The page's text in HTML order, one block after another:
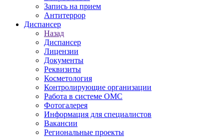
Запись на прием
Антитеррор
Диспансер
Назад
Диспансер
Лицензии
Документы
Реквизиты
Косметология
Контролирующие организации
Работа в системе ОМС
Фотогалерея
Информация для специалистов
Вакансии
Региональные проекты